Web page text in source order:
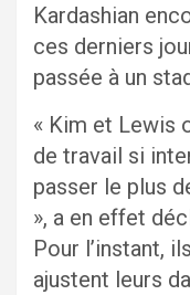
Kardashian
ces derniers
passée à un
« Kim et Lewis
de travail si
passer le plus
», a en effet
Pour l’instant,
ajustent leurs